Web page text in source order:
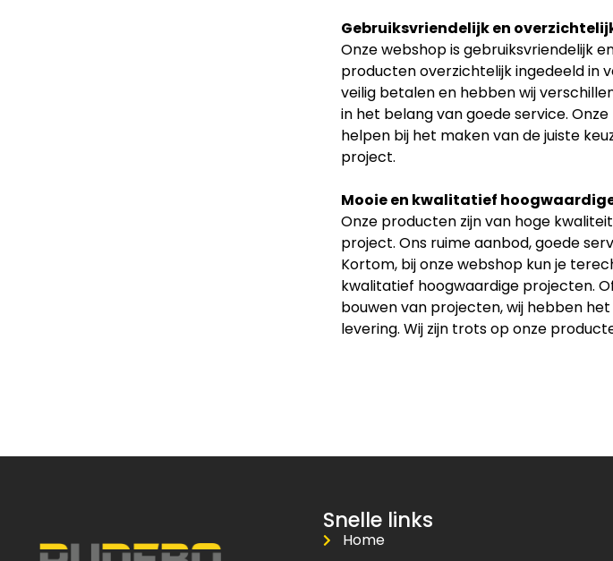
Gebruiksvriendelijk en
Onze webshop is gebruiksvriendelijk
producten overzichtelijk ingedeeld in
veilig betalen en hebben wij
in het belang van goede service.
helpen bij het maken van de juiste
project.
Mooie en kwalitatief
Onze producten zijn van hoge
project. Ons ruime aanbod, goede
Kortom, bij onze webshop kun je
kwalitatief hoogwaardige projecten.
bouwen van projecten, wij hebben
levering. Wij zijn trots op onze
Snelle links
Home